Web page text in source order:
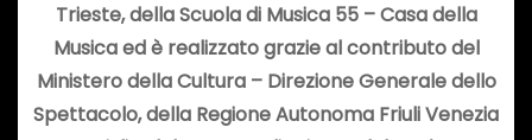
Trieste, della Scuola di Musica 55 – Casa della
Musica ed è realizzato grazie al contributo del
Ministero della Cultura – Direzione Generale dello
Spettacolo, della Regione Autonoma Friuli Venezia